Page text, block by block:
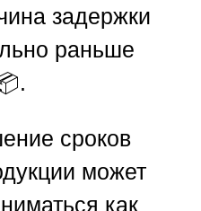
задержки
раньше
сроков
может
как